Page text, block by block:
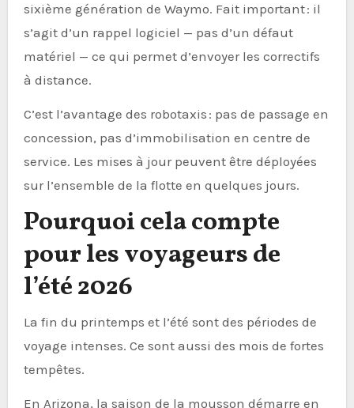
sixième génération de Waymo. Fait important : il
s’agit d’un rappel logiciel — pas d’un défaut
matériel — ce qui permet d’envoyer les correctifs
à distance.
C’est l’avantage des robotaxis : pas de passage en
concession, pas d’immobilisation en centre de
service. Les mises à jour peuvent être déployées
sur l’ensemble de la flotte en quelques jours.
Pourquoi cela compte
pour les voyageurs de
l’été 2026
La fin du printemps et l’été sont des périodes de
voyage intenses. Ce sont aussi des mois de fortes
tempêtes.
En Arizona, la saison de la mousson démarre en